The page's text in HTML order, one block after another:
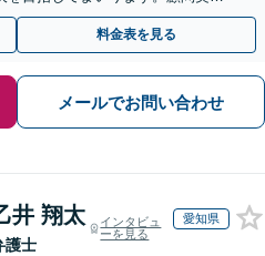
日面談OK】
料金表を見る
メールでお問い合わせ
井 翔太
護士
インタビュ
ーを見る
愛知県